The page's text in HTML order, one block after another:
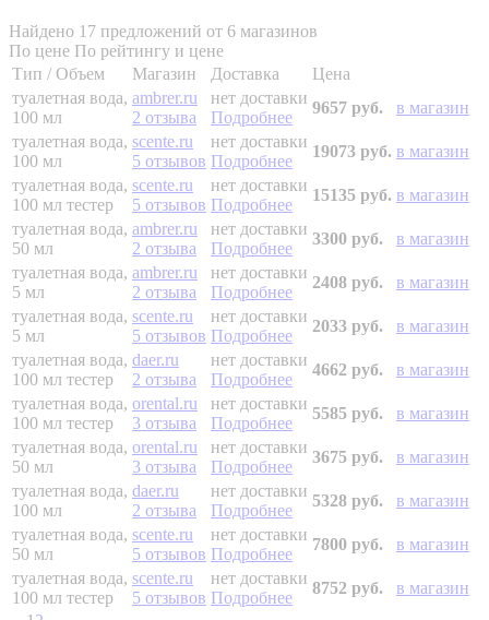
Найдено 17 предложений от 6 магазинов
По цене По рейтингу и цене
Тип / Объем
Магазин Доставка
Цена
туалетная вода,
100 мл
ambrer.ru
2 отзыва
нет доставки
Подробнее
9657 руб.
в магазин
туалетная вода,
100 мл
scente.ru
5 отзывов
нет доставки
Подробнее
19073 руб. в магазин
туалетная вода,
100 мл тестер
scente.ru
5 отзывов
нет доставки
Подробнее
15135 руб. в магазин
туалетная вода,
50 мл
ambrer.ru
2 отзыва
нет доставки
Подробнее
3300 руб.
в магазин
туалетная вода,
5 мл
ambrer.ru
2 отзыва
нет доставки
Подробнее
2408 руб.
в магазин
туалетная вода,
5 мл
scente.ru
5 отзывов
нет доставки
Подробнее
2033 руб.
в магазин
туалетная вода,
100 мл тестер
daer.ru
2 отзыва
нет доставки
Подробнее
4662 руб.
в магазин
туалетная вода,
100 мл тестер
orental.ru
3 отзыва
нет доставки
Подробнее
5585 руб.
в магазин
туалетная вода,
50 мл
orental.ru
3 отзыва
нет доставки
Подробнее
3675 руб.
в магазин
туалетная вода,
100 мл
daer.ru
2 отзыва
нет доставки
Подробнее
5328 руб.
в магазин
туалетная вода,
50 мл
scente.ru
5 отзывов
нет доставки
Подробнее
7800 руб.
в магазин
туалетная вода,
100 мл тестер
scente.ru
5 отзывов
нет доставки
Подробнее
8752 руб.
в магазин